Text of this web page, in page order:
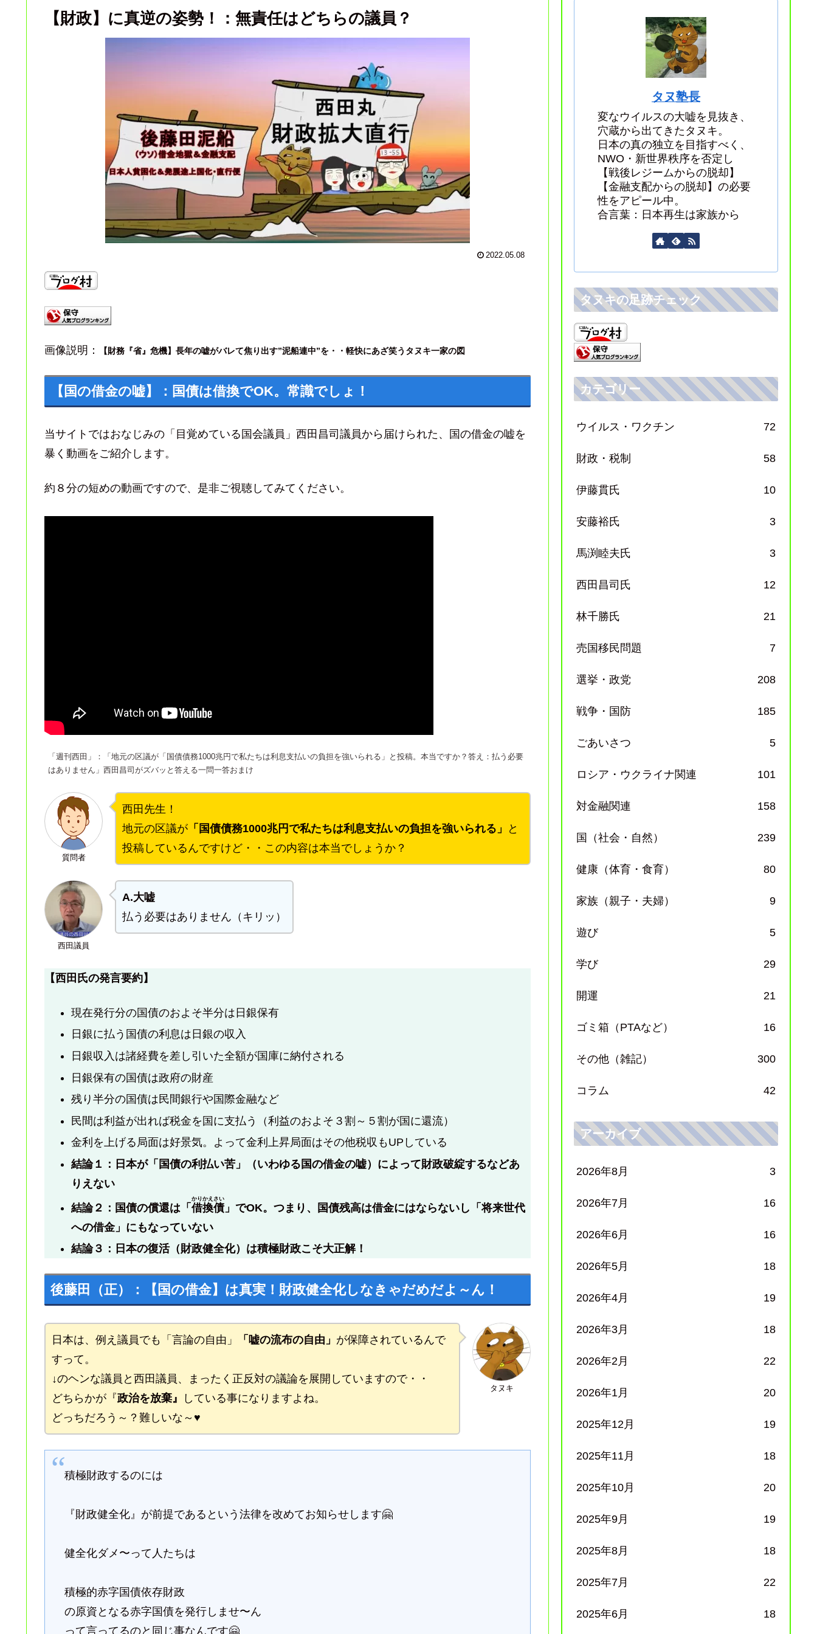
【財政】に真逆の姿勢！：無責任はどちらの議員？
2022.05.08
画像説明： 【財務『省』危機】長年の嘘がバレて焦り出す”泥船連中”を ・・軽快にあざ笑うタヌキ一家の図
【国の借金の嘘】：国債は借換でOK。常識でしょ！
当サイトではおなじみの「目覚めている国会議員」西田昌司議員から届けられた、国の借金の嘘を
暴く動画をご紹介します。
約８分の短めの動画ですので、是非ご視聴してみてください。
「週刊西田」：「地元の区議が「国債債務1000兆円で私たちは利息支払いの負担を強いられる」と投稿。本当ですか？答え：払う必要
はありません」西田昌司がズバッと答える一問一答おまけ
質問者
西田先生！
地元の区議が 「国債債務1000兆円で私たちは利息支払いの負担を強いられる」
と
投稿しているんですけど・・この内容は本当でしょうか？
西田議員
A.大嘘
払う必要はありません（キリッ）
【西田氏の発言要約】
現在発行分の国債のおよそ半分は日銀保有
日銀に払う国債の利息は日銀の収入
日銀収入は諸経費を差し引いた全額が国庫に納付される
日銀保有の国債は政府の財産
残り半分の国債は民間銀行や国際金融など
民間は利益が出れば税金を国に支払う（利益のおよそ３割～５割が国に還流）
金利を上げる局面は好景気。よって金利上昇局面はその他税収もUPしている
結論１：日本が「国債の利払い苦」（いわゆる国の借金の嘘）によって財政破綻するなどあ
りえない
結論２：国債の償還は「 借換債
かりかえさい
」でOK。つまり、国債残高は借金にはならないし「将来世代
への借金」にもなっていない
結論３：日本の復活（財政健全化）は積極財政こそ大正解！
後藤田（正）：【国の借金】は真実！財政健全化しなきゃだめだよ～ん！
タヌキ
日本は、例え議員でも「言論の自由」 「嘘の流布の自由」 が保障されているんで
すって。
↓のヘンな議員と西田議員、まったく正反対の議論を展開していますので・・
どちらかが『政治を放棄』
している事になりますよね。
どっちだろう～？難しいな～♥
積極財政するのには
『財政健全化』が前提であるという法律を改めてお知らせします🤗
健全化ダメ〜って人たちは
積極的赤字国債依存財政
の原資となる赤字国債を発行しませ〜ん
って言ってるのと同じ事なんです🤗
タヌ塾長
変なウイルスの大嘘を見抜き、
穴蔵から出てきたタヌキ。
日本の真の独立を目指すべく、
NWO・新世界秩序を否定し
【戦後レジームからの脱却】
【金融支配からの脱却】の必要
性をアピール中。
合言葉：日本再生は家族から
タヌキの足跡チェック
カテゴリー
ウイルス・ワクチン 72
財政・税制 58
伊藤貫氏 10
安藤裕氏 3
馬渕睦夫氏 3
西田昌司氏 12
林千勝氏 21
売国移民問題 7
選挙・政党 208
戦争・国防 185
ごあいさつ 5
ロシア・ウクライナ関連 101
対金融関連 158
国（社会・自然） 239
健康（体育・食育） 80
家族（親子・夫婦） 9
遊び 5
学び 29
開運 21
ゴミ箱（PTAなど） 16
その他（雑記） 300
コラム 42
アーカイブ
2026年8月 3
2026年7月 16
2026年6月 16
2026年5月 18
2026年4月 19
2026年3月 18
2026年2月 22
2026年1月 20
2025年12月 19
2025年11月 18
2025年10月 20
2025年9月 19
2025年8月 18
2025年7月 22
2025年6月 18